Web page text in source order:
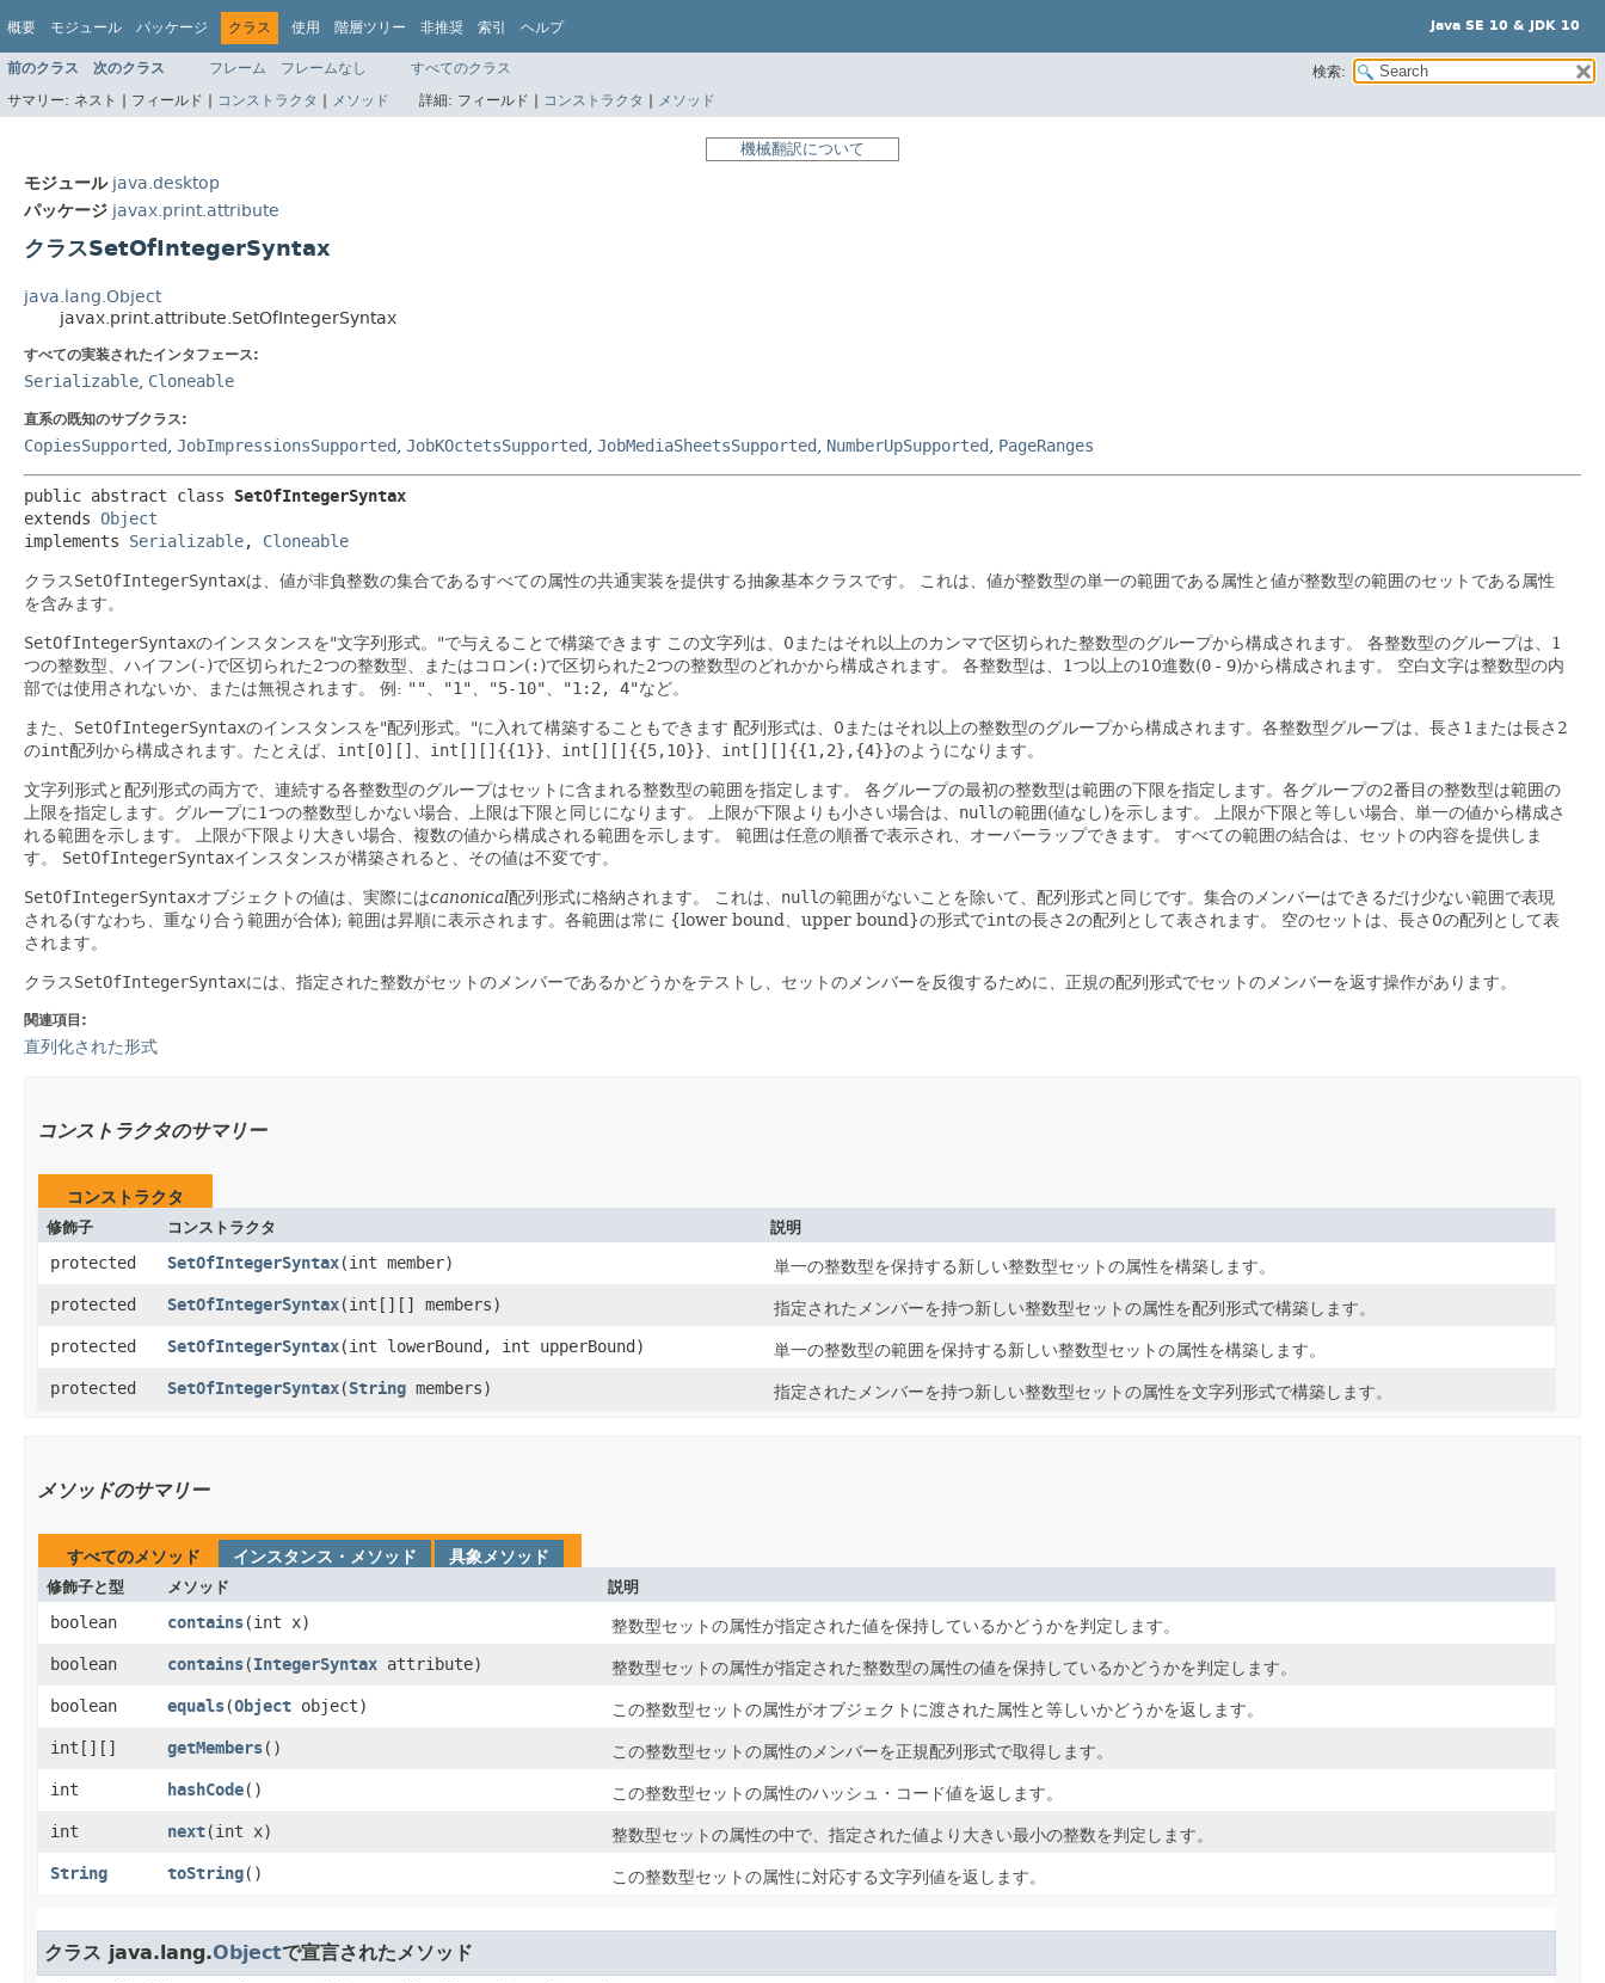
概要 モジュール パッケージ クラス 使用 階層ツリー 非推奨 索引 ヘルプ Java SE 10 & JDK 10
前のクラス 次のクラス フレーム フレームなし すべてのクラス
検索:
サマリー: ネスト | フィールド | コンストラクタ | メソッド 詳細: フィールド | コンストラクタ | メソッド
機械翻訳について
モジュール java.desktop
パッケージ javax.print.attribute
クラスSetOfIntegerSyntax
java.lang.Object
javax.print.attribute.SetOfIntegerSyntax
すべての実装されたインタフェース:
Serializable Cloneable
直系の既知のサブクラス:
CopiesSupported JobImpressionsSupported JobKOctetsSupported JobMediaSheetsSupported NumberUpSupported PageRanges
public abstract class SetOfIntegerSyntax
extends Object
implements Serializable, Cloneable
クラスSetOfIntegerSyntaxは、値が非負整数の集合であるすべての属性の共通実装を提供する抽象基本クラスです。
これは、値が整数型の単一の範囲である属性と値が整数型の範囲のセットである属性
を含みます。
SetOfIntegerSyntaxのインスタンスを"文字列形式。"で与えることで構築できます この文字列は、0またはそれ以上のカンマで区切られた整数型のグループから構成されます。
各整数型のグループは、1
つの整数型、ハイフン(-)で区切られた2つの整数型、またはコロン(: )で区切られた2つの整数型のどれかから構成されます。 各整数型は、1つ以上の10進数(0 - 9)から構成されます。
空白文字は整数型の内
部では使用されないか、または無視されます。
例: "" "1" "5-10" "1:2, 4"など。
また、 SetOfIntegerSyntaxのインスタンスを"配列形式。"に入れて構築することもできます 配列形式は、0またはそれ以上の整数型のグループから構成されます。各整数型グループは、長さ1または長さ2
のint配列から構成されます。たとえば、 int[0][] int[][]{{1}} int[][]{{5,10}} int[][]{{1,2},{4}}のようになります。
文字列形式と配列形式の両方で、連続する各整数型のグループはセットに含まれる整数型の範囲を指定します。
各グループの最初の整数型は範囲の下限を指定します。各グループの2番目の整数型は範囲の
上限を指定します。グループに1つの整数型しかない場合、上限は下限と同じになります。
上限が下限よりも小さい場合は、 nullの範囲(値なし)を示します。
上限が下限と等しい場合、単一の値から構成さ
れる範囲を示します。
上限が下限より大きい場合、複数の値から構成される範囲を示します。 範囲は任意の順番で表示され、オーバーラップできます。
すべての範囲の結合は、セットの内容を提供しま
す。
SetOfIntegerSyntaxインスタンスが構築されると、その値は不変です。
SetOfIntegerSyntaxオブジェクトの値は、実際にはcanonical配列形式に格納されます。 これは、 nullの範囲がないことを除いて、配列形式と同じです。集合のメンバーはできるだけ少ない範囲で表現
される(すなわち、重なり合う範囲が合体); 範囲は昇順に表示されます。各範囲は常に {lower bound、upper bound}の形式でintの長さ2の配列として表されます。
空のセットは、長さ0の配列として表
されます。
クラスSetOfIntegerSyntaxには、指定された整数がセットのメンバーであるかどうかをテストし、セットのメンバーを反復するために、正規の配列形式でセットのメンバーを返す操作があります。
関連項目:
直列化された形式
コンストラクタのサマリー
コンストラクタ
修飾子 コンストラクタ 説明
protected SetOfIntegerSyntax​(int member) 単一の整数型を保持する新しい整数型セットの属性を構築します。
protected SetOfIntegerSyntax​(int[][] members) 指定されたメンバーを持つ新しい整数型セットの属性を配列形式で構築します。
protected SetOfIntegerSyntax​(int lowerBound, int upperBound) 単一の整数型の範囲を保持する新しい整数型セットの属性を構築します。
protected SetOfIntegerSyntax​(String members) 指定されたメンバーを持つ新しい整数型セットの属性を文字列形式で構築します。
メソッドのサマリー
すべてのメソッド インスタンス・メソッド 具象メソッド
修飾子と型 メソッド 説明
boolean contains​(int x) 整数型セットの属性が指定された値を保持しているかどうかを判定します。
boolean contains​(IntegerSyntax attribute) 整数型セットの属性が指定された整数型の属性の値を保持しているかどうかを判定します。
boolean equals​(Object object) この整数型セットの属性がオブジェクトに渡された属性と等しいかどうかを返します。
int[][] getMembers() この整数型セットの属性のメンバーを正規配列形式で取得します。
int hashCode() この整数型セットの属性のハッシュ・コード値を返します。
int next​(int x) 整数型セットの属性の中で、指定された値より大きい最小の整数を判定します。
String toString() この整数型セットの属性に対応する文字列値を返します。
クラス java.lang.Objectで宣言されたメソッド